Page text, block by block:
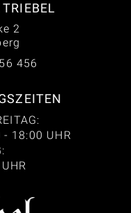
2
456
18:00 UHR